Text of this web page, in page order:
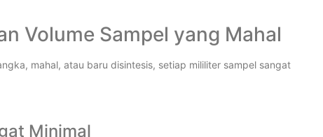
Volume Sampel yang Mahal
mahal, atau baru disintesis, setiap mililiter sampel sangat
Minimal